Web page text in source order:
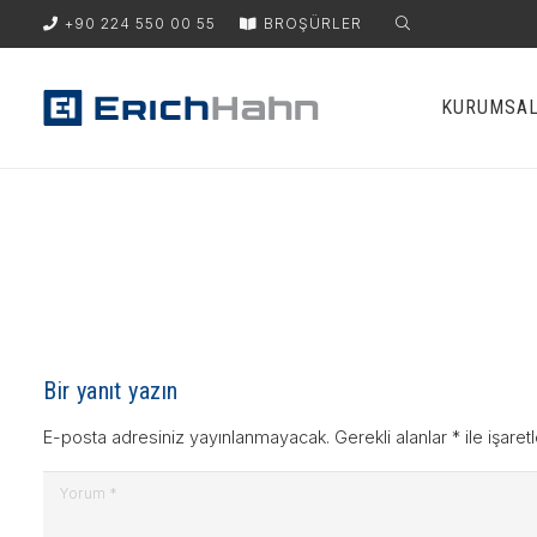
+90 224 550 00 55 BROŞÜRLER
KURUMSAL
Bir yanıt yazın
E-posta adresiniz yayınlanmayacak. Gerekli alanlar* ile